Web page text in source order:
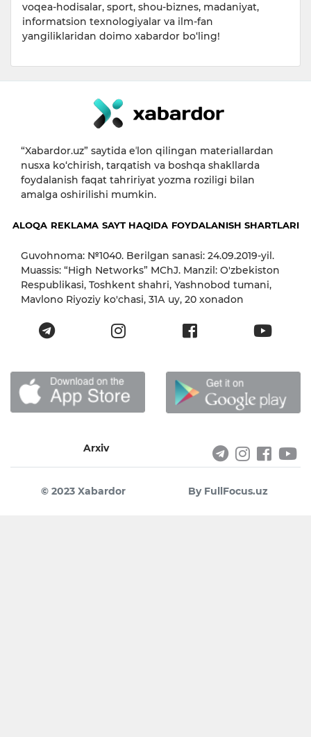
voqea-hodisalar, sport, shou-biznes, madaniyat,
informatsion texnologiyalar va ilm-fan
yangiliklaridan doimo xabardor bo‘ling!
“Xabardor.uz” saytida eʼlon qilingan materiallardan
nusxa ko‘chirish, tarqatish va boshqa shakllarda
foydalanish faqat tahririyat yozma roziligi bilan
amalga oshirilishi mumkin.
ALOQA REKLAMA SAYT HAQIDA FOYDALANISH SHARTLARI
Guvohnoma: №1040. Berilgan sanasi: 24.09.2019-yil.
Muassis: “High Networks” MChJ. Manzil: O'zbekiston
Respublikasi, Toshkent shahri, Yashnobod tumani,
Mavlono Riyoziy ko'chasi, 31А uy, 20 xonadon
Arxiv
© 2023 Xabardor By FullFocus.uz